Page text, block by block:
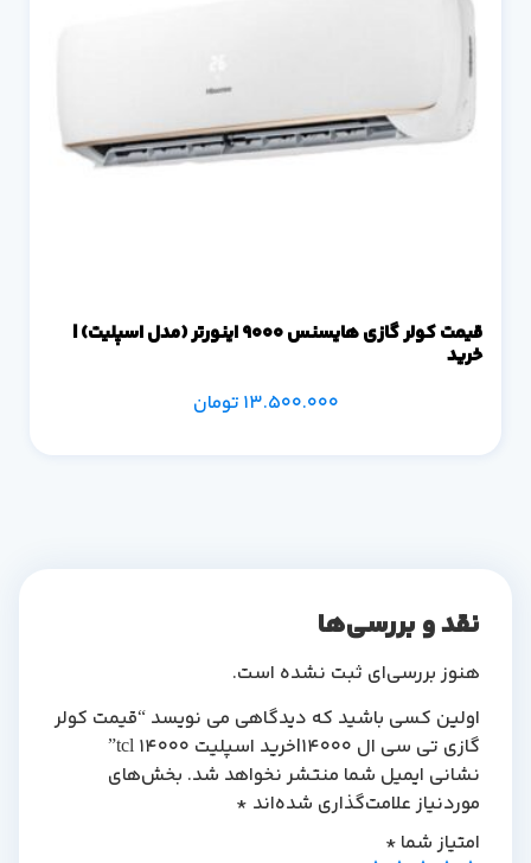
قیمت کولر گازی هایسنس 9000 اینورتر (مدل اسپلیت) |
13.500.000تومان
نقد و بررسی‌ها
هنوز بررسی‌ای ثبت نشده است.
اولین کسی باشید که دیدگاهی می نویسد “قیمت کولر
گازی تی سی ال 14000|خرید اسپلیت 14000 tcl”
نشانی ایمیل شما منتشر نخواهد شد. بخش‌های
موردنیاز علامت‌گذاری شده‌اند*
امتیاز شما*